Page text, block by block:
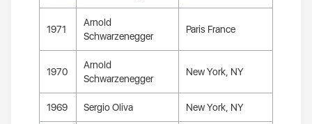
1971
Arnold
Schwarzenegger
Paris France
1970
Arnold
Schwarzenegger
New York, NY
1969 Sergio Oliva New York, NY